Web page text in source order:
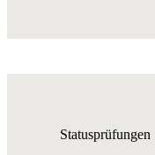
Statusprüfungen